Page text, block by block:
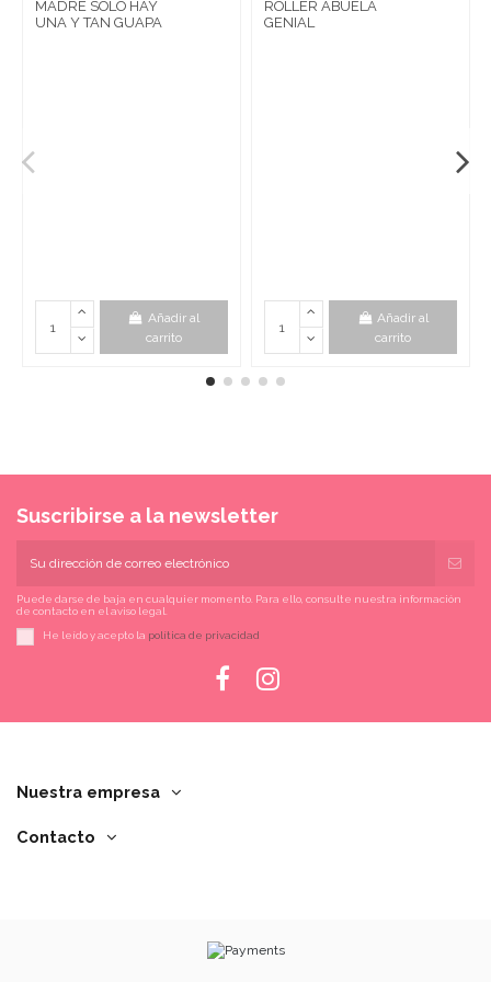
MADRE SOLO HAY
UNA Y TAN GUAPA
Añadir al
carrito
ROLLER ABUELA
GENIAL
Añadir al
carrito
Suscribirse a la newsletter
Puede darse de baja en cualquier momento. Para ello, consulte nuestra información
de contacto en el aviso legal.
He leído y acepto la política de privacidad
Nuestra empresa
Contacto